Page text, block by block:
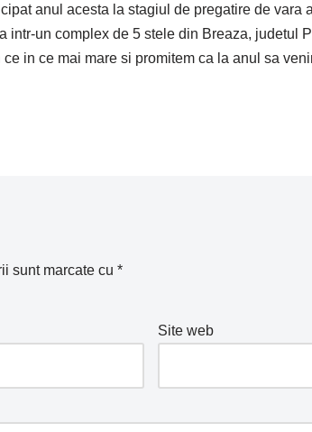
anul acesta la stagiul de pregatire de vara
intr-un complex de 5 stele din Breaza, judetul
in ce mai mare si promitem ca la anul sa
sunt marcate cu*
Site web